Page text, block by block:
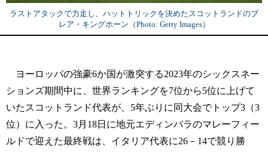
ラストアタックで力走し、ハットトリックを決めたスコットランドのブ
レア・キングホーン（Photo: Getty Images）
ヨーロッパの強豪6か国が激突する2023年のシックスネー
ションズ期間中に、世界ランキングを7位から5位に上げて
いたスコットランド代表が、5年ぶりに同大会でトップ3（3
位）に入った。3月18日に地元エディンバラのマレーフィー
ルドで迎えた最終戦は、イタリア代表に26－14で競り勝